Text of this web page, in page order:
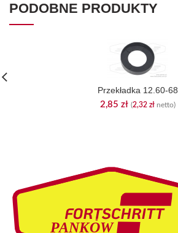
PODOBNE PRODUKTY
Przekładka 12.60-68
2,85 zł (2,32 złnetto)